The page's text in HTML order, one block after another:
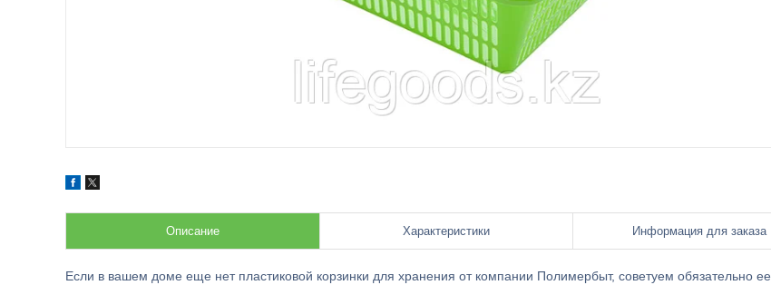
Описание Характеристики Информация для заказа
Если в вашем доме еще нет пластиковой корзинки для хранения от компании Полимербыт, советуем обязательно ее